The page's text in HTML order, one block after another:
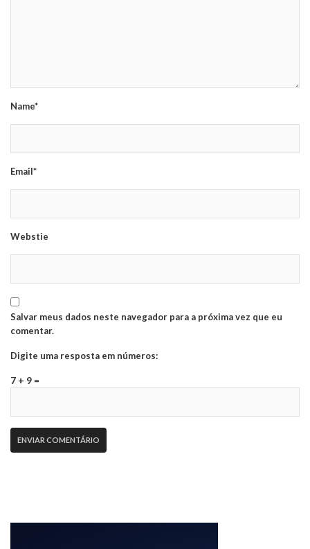
Name*
Email*
Webstie
Salvar meus dados neste navegador para a próxima vez que eu
comentar.
Digite uma resposta em números:
7 + 9 =